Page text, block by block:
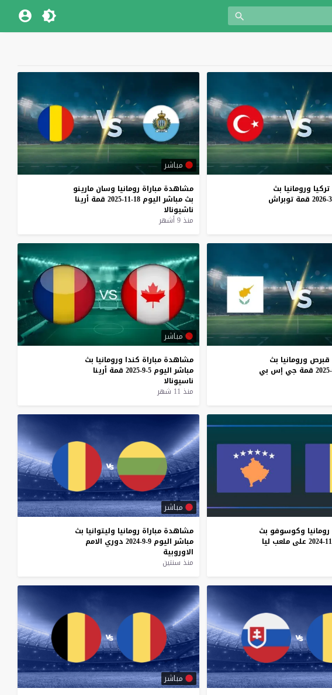
تركيا ورومانيا بث
قمة توبراش
مباشر
مشاهدة مباراة رومانيا وسان مارينو
بث مباشر اليوم 18-11-2025 قمة أرينا
ناشيونالا
منذ 9 أشهر
قبرص ورومانيا بث
قمة جي إس بي
مباشر
مشاهدة مباراة كندا ورومانيا بث
مباشر اليوم 5-9-2025 قمة أرينا
ناسيونالا
منذ 11 شهر
رومانيا وكوسوفو بث
على ملعب ليا
مباشر
مشاهدة مباراة رومانيا وليتوانيا بث
مباشر اليوم 9-9-2024 دوري الامم
الاوروبية
منذ سنتين
مباشر